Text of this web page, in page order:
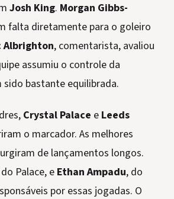
Josh King. Morgan Gibbs-
falta diretamente para o goleiro
Albrighton, comentarista, avaliou
assumiu o controle da
bastante equilibrada.
Crystal Palace e Leeds
o marcador. As melhores
de lançamentos longos.
Palace, e Ethan Ampadu, do
por essas jogadas. O